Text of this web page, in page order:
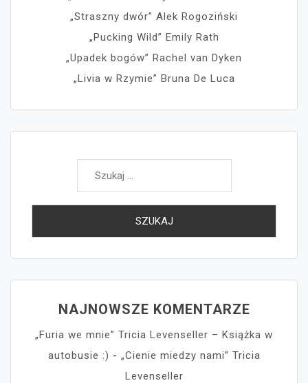
„Straszny dwór” Alek Rogoziński
„Pucking Wild” Emily Rath
„Upadek bogów” Rachel van Dyken
„Livia w Rzymie” Bruna De Luca
Szukaj:
NAJNOWSZE KOMENTARZE
„Furia we mnie” Tricia Levenseller – Książka w
autobusie :) - „Cienie miedzy nami” Tricia
Levenseller